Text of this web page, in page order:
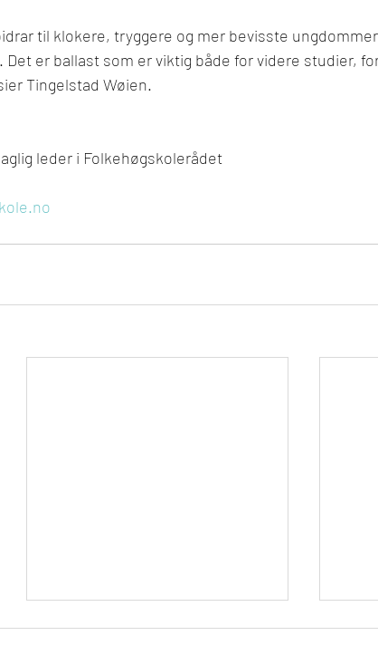
til klokere, tryggere og mer bevisste
Det er ballast som er viktig både for videre studier,
Tingelstad Wøien.
leder i Folkehøgskolerådet